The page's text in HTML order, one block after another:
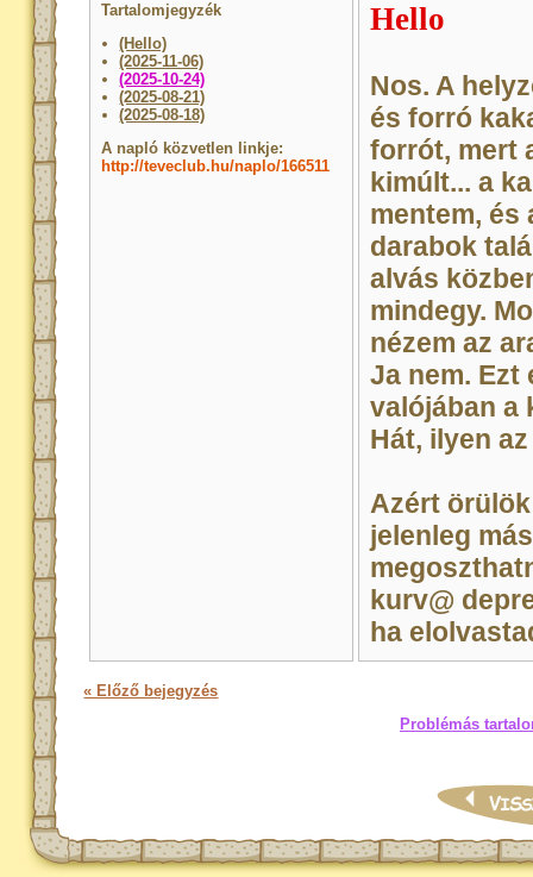
Tartalomjegyzék
(Hello)
(2025-11-06)
(2025-10-24)
(2025-08-21)
(2025-08-18)
A napló közvetlen linkje:
http://teveclub.hu/naplo/166511
Hello
Nos. A
és forró
forrót, mert
kimúlt... a
mentem, és
darabok
alvás
mindegy.
nézem az
Ja nem. Ezt
valójában a
Hát, ilyen
Azért
jelenleg
kurv@
ha
« Előző bejegyzés
Problémás